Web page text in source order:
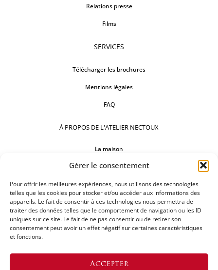
Gérer le consentement
Pour offrir les meilleures expériences, nous utilisons des technologies
telles que les cookies pour stocker et/ou accéder aux informations des
appareils. Le fait de consentir à ces technologies nous permettra de
traiter des données telles que le comportement de navigation ou les ID
uniques sur ce site. Le fait de ne pas consentir ou de retirer son
consentement peut avoir un effet négatif sur certaines caractéristiques
et fonctions.
Accepter
Relations presse
Films
SERVICES
Télécharger les brochures
Mentions légales
FAQ
À PROPOS DE L'ATELIER NECTOUX
La maison
Comptoirs
Nos réalisations
SUIVEZ-NOUS
DEMANDEZ UN DEVIS